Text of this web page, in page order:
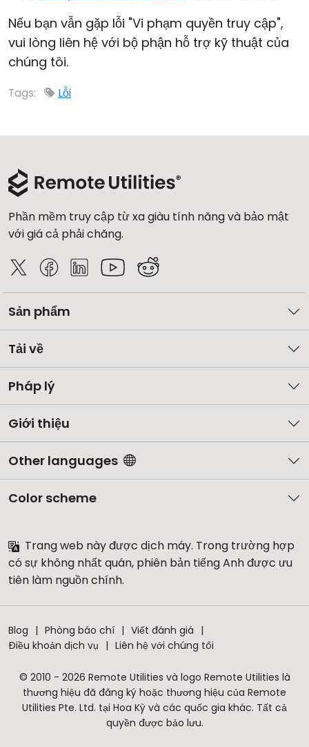
Nếu bạn vẫn gặp lỗi "Vi phạm quyền truy cập",
vui lòng liên hệ với bộ phận hỗ trợ kỹ thuật của
chúng tôi.
Tags: Lỗi
Phần mềm truy cập từ xa giàu tính năng và bảo mật
với giá cả phải chăng.
Sản phẩm
Tải về
Pháp lý
Giới thiệu
Other languages
Color scheme
Trang web này được dịch máy. Trong trường hợp
có sự không nhất quán, phiên bản tiếng Anh được ưu
tiên làm nguồn chính.
Blog Phòng báo chí
Viết đánh giá
Điều khoản dịch vụ
Liên hệ với chúng tôi
© 2010 - 2026 Remote Utilities và logo Remote Utilities là
thương hiệu đã đăng ký hoặc thương hiệu của Remote
Utilities Pte. Ltd. tại Hoa Kỳ và các quốc gia khác. Tất cả
quyền được bảo lưu.